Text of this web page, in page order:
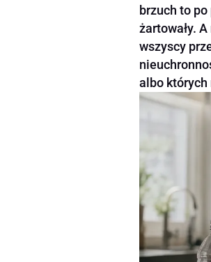
brzuch to
żartowały.
wszyscy
albo których